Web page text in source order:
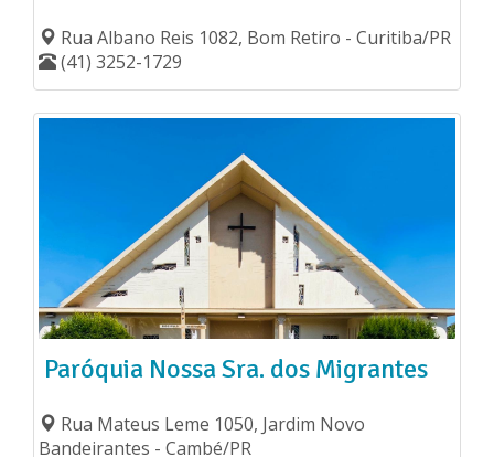
Rua Albano Reis 1082, Bom Retiro - Curitiba/PR
(41) 3252-1729
Paróquia Nossa Sra. dos Migrantes
Rua Mateus Leme 1050, Jardim Novo
Bandeirantes - Cambé/PR